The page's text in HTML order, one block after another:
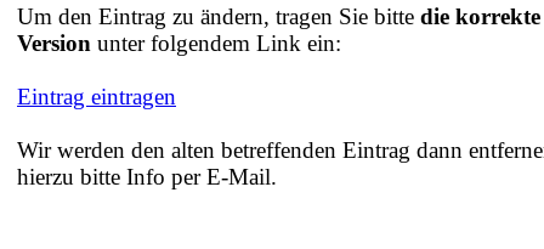
Um den Eintrag zu ändern, tragen Sie bitte die korrekte
Version unter folgendem Link ein:
Eintrag eintragen
Wir werden den alten betreffenden Eintrag dann
hierzu bitte Info per E-Mail.